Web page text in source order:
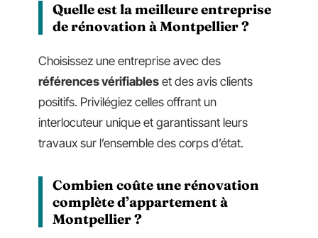
Quelle est la meilleure entreprise
de rénovation à Montpellier ?
Choisissez une entreprise avec des
références vérifiables et des avis clients
positifs. Privilégiez celles offrant un
interlocuteur unique et garantissant leurs
travaux sur l’ensemble des corps d’état.
Combien coûte une rénovation
complète d’appartement à
Montpellier ?